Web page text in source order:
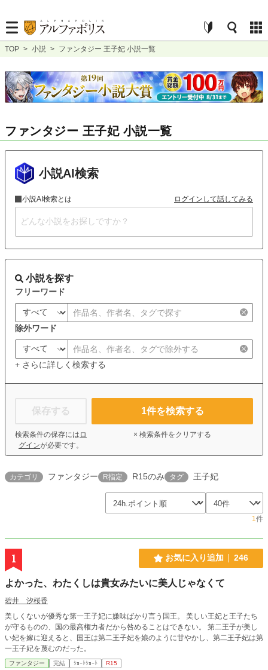
TOP > 小説 > ファンタジー 王子妃 小説一覧
ファンタジー 王子妃 小説一覧
小説AI検索
小説AI検索とは ログインして話してみる
小説を探す
フリーワード
除外ワード
+ さらに詳しく検索する
保存する
検索条件の保存には ロ
グインが必要です。
1件を検索する
× 検索条件をクリアする
カテゴリ ファンタジー R指定 R15のみ タグ 王子妃
1件
1 お気に入り追加 246
よかった、わたくしは貴女みたいに美人じゃなくて
碧井 汐桜香
美しくないが優秀な第一王子妃に嫌味ばかり言う国王。 美しい王妃と王子たち
が守るものの、国の最高権力者だから咎めることはできない。 第二王子が美し
い妃を嫁に迎えると、国王は第二王子妃を娘のように甘やかし、第二王子妃は第
一王子妃を蔑むのだった。
ファンタジー 完結 ｼｮｰﾄｼｮｰﾄ R15